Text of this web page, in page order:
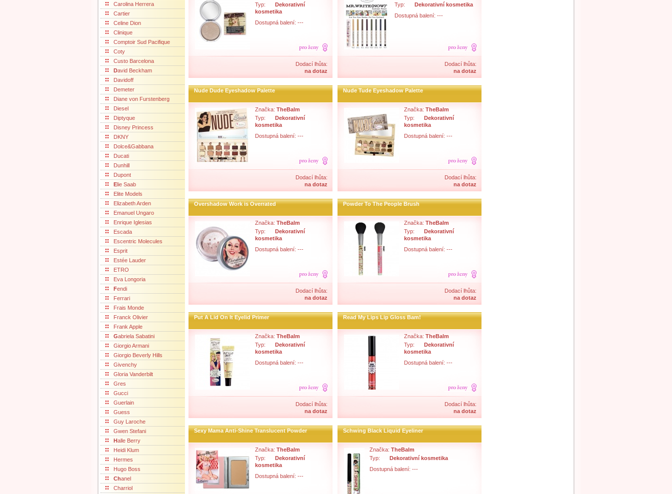
Carolina Herrera
Cartier
Celine Dion
Clinique
Comptoir Sud Pacifique
Coty
Custo Barcelona
David Beckham
Davidoff
Demeter
Diane von Furstenberg
Diesel
Diptyque
Disney Princess
DKNY
Dolce&Gabbana
Ducati
Dunhill
Dupont
Elie Saab
Elite Models
Elizabeth Arden
Emanuel Ungaro
Enrique Iglesias
Escada
Escentric Molecules
Esprit
Estée Lauder
ETRO
Eva Longoria
Fendi
Ferrari
Frais Monde
Franck Olivier
Frank Apple
Gabriela Sabatini
Giorgio Armani
Giorgio Beverly Hills
Givenchy
Gloria Vanderbilt
Gres
Gucci
Guerlain
Guess
Guy Laroche
Gwen Stefani
Halle Berry
Heidi Klum
Hermes
Hugo Boss
Chanel
Charriol
Typ:
Dekorativní
kosmetika
Dostupná balení: ---
Dodací lhůta:
na dotaz
Typ:
Dekorativní kosmetika
Dostupná balení: ---
Dodací lhůta:
na dotaz
Nude Dude Eyeshadow Palette
Značka: TheBalm
Typ:
Dekorativní
kosmetika
Dostupná balení: ---
Dodací lhůta:
na dotaz
Nude Tude Eyeshadow Palette
Značka: TheBalm
Typ:
Dekorativní
kosmetika
Dostupná balení: ---
Dodací lhůta:
na dotaz
Overshadow Work is Overrated
Značka: TheBalm
Typ:
Dekorativní
kosmetika
Dostupná balení: ---
Dodací lhůta:
na dotaz
Powder To The People Brush
Značka: TheBalm
Typ:
Dekorativní
kosmetika
Dostupná balení: ---
Dodací lhůta:
na dotaz
Put A Lid On It Eyelid Primer
Značka: TheBalm
Typ:
Dekorativní
kosmetika
Dostupná balení: ---
Dodací lhůta:
na dotaz
Read My Lips Lip Gloss Bam!
Značka: TheBalm
Typ:
Dekorativní
kosmetika
Dostupná balení: ---
Dodací lhůta:
na dotaz
Sexy Mama Anti-Shine Translucent Powder
Značka: TheBalm
Typ:
Dekorativní
kosmetika
Dostupná balení: ---
Schwing Black Liquid Eyeliner
Značka: TheBalm
Typ:
Dekorativní kosmetika
Dostupná balení: ---